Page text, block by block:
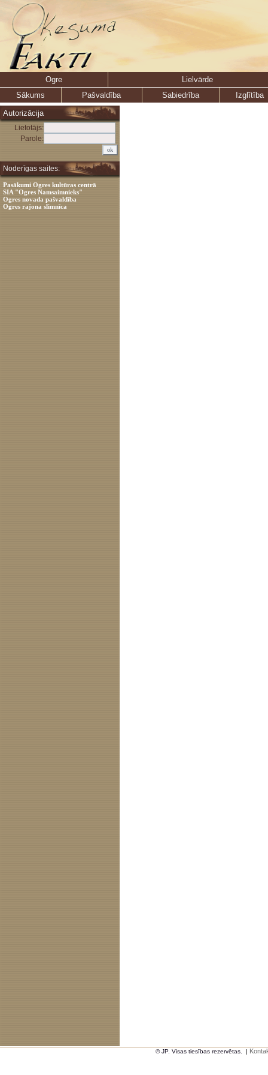
Ogre
Lielvārde
Sākums
Pašvaldība Sabiedrība
Izglītība
Autorizācija
Lietotājs:
Parole:
Noderīgas saites:
Pasākumi Ogres kultūras centrā
SIA "Ogres Namsaimnieks"
Ogres novada pašvaldība
Ogres rajona slimnīca
© JP. Visas tiesības rezervētas. |